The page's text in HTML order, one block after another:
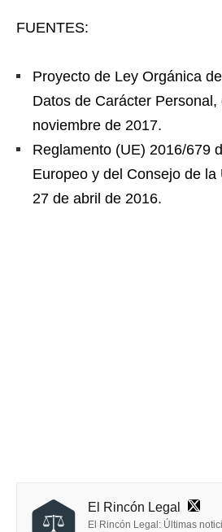
FUENTES:
Proyecto de Ley Orgánica
Datos de Carácter Personal,
noviembre de 2017.
Reglamento (UE) 2016/679
Europeo y del Consejo de
27 de abril de 2016.
El Rincón Legal
El Rincón Legal: Últimas